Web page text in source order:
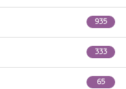
935
333
65